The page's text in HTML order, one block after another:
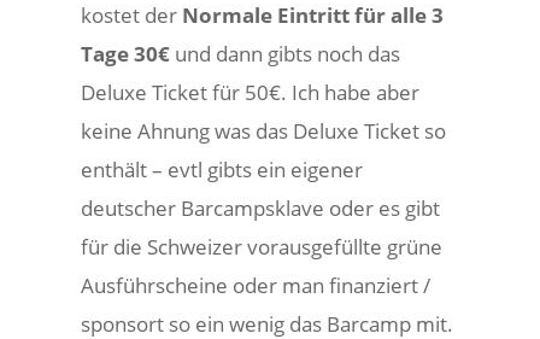
kostet der Normale Eintritt für alle 3
Tage 30€ und dann gibts noch das
Deluxe Ticket für 50€. Ich habe aber
keine Ahnung was das Deluxe Ticket so
enthält – evtl gibts ein eigener
deutscher Barcampsklave oder es gibt
für die Schweizer vorausgefüllte grüne
Ausführscheine oder man finanziert /
sponsort so ein wenig das Barcamp mit.